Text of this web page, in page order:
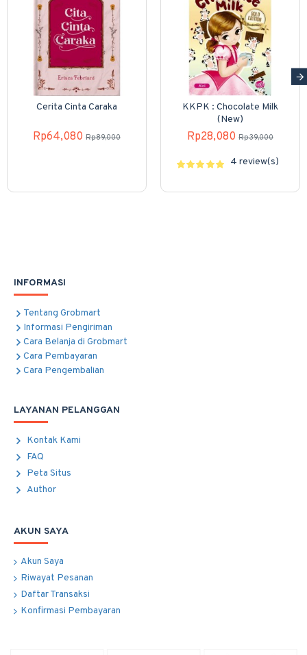
Cerita Cinta Caraka
Rp64,080 Rp89,000
KKPK : Chocolate Milk
(New)
Rp28,080 Rp39,000
4 review(s)
INFORMASI
Tentang Grobmart
Informasi Pengiriman
Cara Belanja di Grobmart
Cara Pembayaran
Cara Pengembalian
LAYANAN PELANGGAN
Kontak Kami
FAQ
Peta Situs
Author
AKUN SAYA
Akun Saya
Riwayat Pesanan
Daftar Transaksi
Konfirmasi Pembayaran